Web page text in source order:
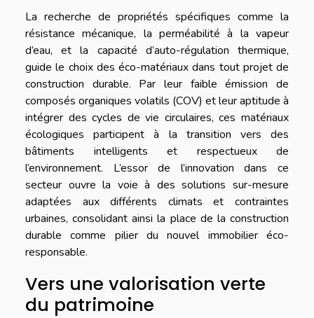
La recherche de propriétés spécifiques comme la
résistance mécanique, la perméabilité à la vapeur
d’eau, et la capacité d’auto-régulation thermique,
guide le choix des éco-matériaux dans tout projet de
construction durable. Par leur faible émission de
composés organiques volatils (COV) et leur aptitude à
intégrer des cycles de vie circulaires, ces matériaux
écologiques participent à la transition vers des
bâtiments intelligents et respectueux de
l’environnement. L’essor de l’innovation dans ce
secteur ouvre la voie à des solutions sur-mesure
adaptées aux différents climats et contraintes
urbaines, consolidant ainsi la place de la construction
durable comme pilier du nouvel immobilier éco-
responsable.
Vers une valorisation verte
du patrimoine